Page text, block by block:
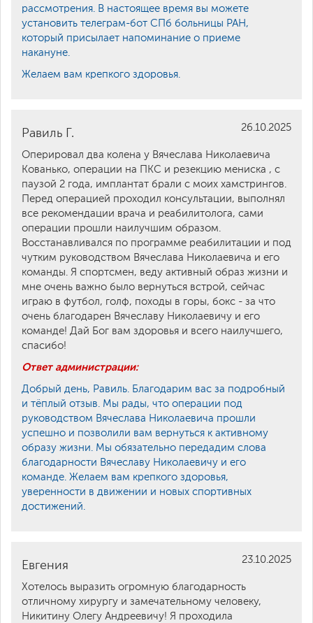
рассмотрения. В настоящее время вы можете
установить телеграм-бот СПб больницы РАН,
который присылает напоминание о приеме
накануне.
Желаем вам крепкого здоровья.
26.10.2025
Равиль Г.
Оперировал два колена у Вячеслава Николаевича
Кованько, операции на ПКС и резекцию мениска , с
паузой 2 года, имплантат брали с моих хамстрингов.
Перед операцией проходил консультации, выполнял
все рекомендации врача и реабилитолога, сами
операции прошли наилучшим образом.
Восстанавливался по программе реабилитации и под
чутким руководством Вячеслава Николаевича и его
команды. Я спортсмен, веду активный образ жизни и
мне очень важно было вернуться встрой, сейчас
играю в футбол, голф, походы в горы, бокс - за что
очень благодарен Вячеславу Николаевичу и его
команде! Дай Бог вам здоровья и всего наилучшего,
спасибо!
Ответ администрации:
Добрый день, Равиль. Благодарим вас за подробный
и тёплый отзыв. Мы рады, что операции под
руководством Вячеслава Николаевича прошли
успешно и позволили вам вернуться к активному
образу жизни. Мы обязательно передадим слова
благодарности Вячеславу Николаевичу и его
команде. Желаем вам крепкого здоровья,
уверенности в движении и новых спортивных
достижений.
23.10.2025
Евгения
Хотелось выразить огромную благодарность
отличному хирургу и замечательному человеку,
Никитину Олегу Андреевичу! Я проходила